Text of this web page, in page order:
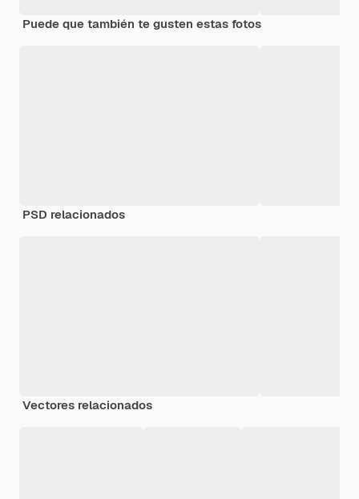
Puede que también te gusten estas fotos
PSD relacionados
Vectores relacionados